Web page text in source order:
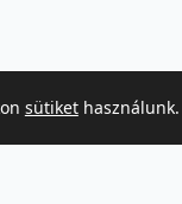
sütikethasználunk.